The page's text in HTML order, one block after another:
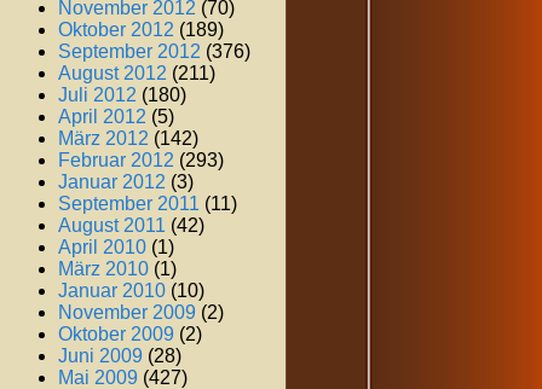
November 2012 (70)
Oktober 2012 (189)
September 2012 (376)
August 2012 (211)
Juli 2012 (180)
April 2012 (5)
März 2012 (142)
Februar 2012 (293)
Januar 2012 (3)
September 2011 (11)
August 2011 (42)
April 2010 (1)
März 2010 (1)
Januar 2010 (10)
November 2009 (2)
Oktober 2009 (2)
Juni 2009 (28)
Mai 2009 (427)